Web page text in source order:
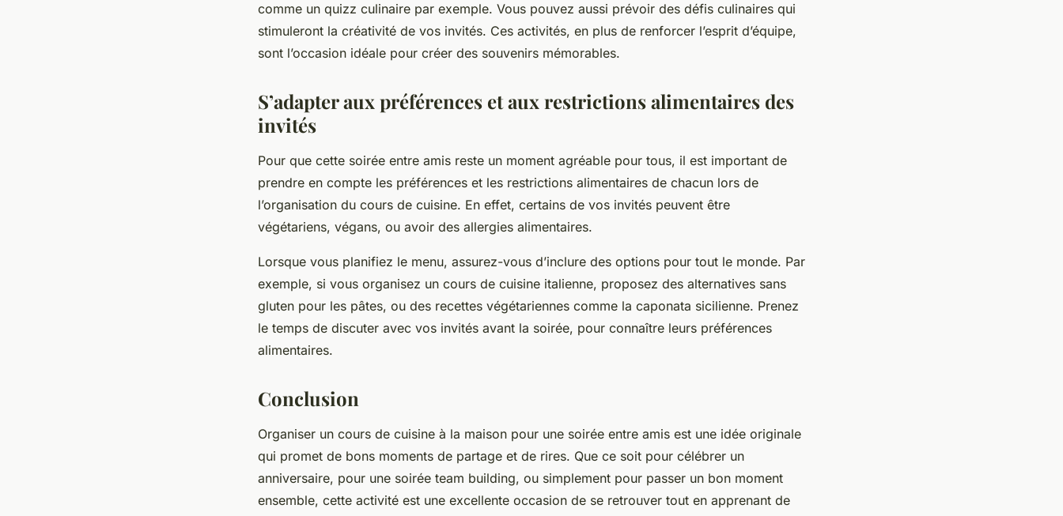
comme un quizz culinaire par exemple. Vous pouvez aussi prévoir des défis culinaires qui
stimuleront la créativité de vos invités. Ces activités, en plus de renforcer l’esprit d’équipe,
sont l’occasion idéale pour créer des souvenirs mémorables.
S’adapter aux préférences et aux restrictions alimentaires des
invités
Pour que cette soirée entre amis reste un moment agréable pour tous, il est important de
prendre en compte les préférences et les restrictions alimentaires de chacun lors de
l’organisation du cours de cuisine. En effet, certains de vos invités peuvent être
végétariens, végans, ou avoir des allergies alimentaires.
Lorsque vous planifiez le menu, assurez-vous d’inclure des options pour tout le monde. Par
exemple, si vous organisez un cours de cuisine italienne, proposez des alternatives sans
gluten pour les pâtes, ou des recettes végétariennes comme la caponata sicilienne. Prenez
le temps de discuter avec vos invités avant la soirée, pour connaître leurs préférences
alimentaires.
Conclusion
Organiser un cours de cuisine à la maison pour une soirée entre amis est une idée originale
qui promet de bons moments de partage et de rires. Que ce soit pour célébrer un
anniversaire, pour une soirée team building, ou simplement pour passer un bon moment
ensemble, cette activité est une excellente occasion de se retrouver tout en apprenant de